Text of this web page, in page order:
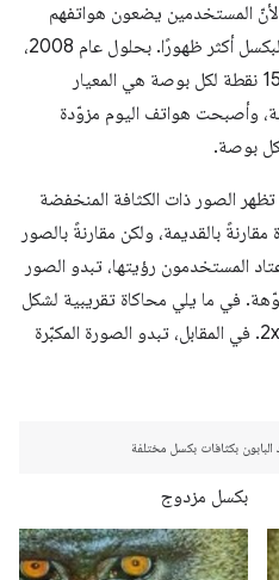
لأنّ المستخدمين يضعون هواتفهم
عادةً أقرب إلى وجوههم، ما يجعل البكسل أكثر ظهورًا. بحلول عام 2008،
أصبحت الهواتف التي تبلغ دقتها 150 نقطة لكل بوصة هي المعيار
وأصبحت هواتف اليوم مزوّدة
تظهر الصور ذات الكثافة المنخفضة
بالقديمة، ولكن مقارنةً بالصور
المستخدمون رؤيتها، تبدو الصور
في ما يلي محاكاة تقريبية لشكل
صورة بحجم 1x على شاشة بحجم 2x. في المقابل، تبدو الصورة المكبّرة
بكسل مزدوج
البابون بكثافات بكسل مختلفة